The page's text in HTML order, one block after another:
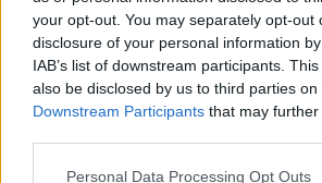
your opt-out. You may separately opt-out
disclosure of your personal information
IAB’s list of downstream participants.
also be disclosed by us to third parties on
Downstream Participants that may
Personal Data Processing Opt Outs
Kjersti - 24.03.2015 - 00:46
Vafler <3